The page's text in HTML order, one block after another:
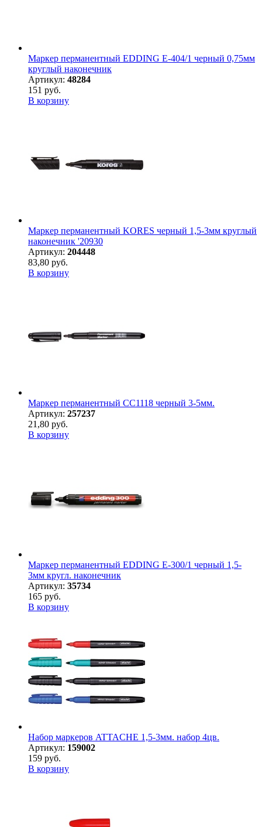
Маркер перманентный EDDING E-404/1 черный 0,75мм
круглый наконечник
Артикул: 48284
151 руб.
В корзину
Маркер перманентный KORES черный 1,5-3мм круглый
наконечник '20930
Артикул: 204448
83,80 руб.
В корзину
Маркер перманентный CC1118 черный 3-5мм.
Артикул: 257237
21,80 руб.
В корзину
Маркер перманентный EDDING E-300/1 черный 1,5-
3мм кругл. наконечник
Артикул: 35734
165 руб.
В корзину
Набор маркеров ATTACHE 1,5-3мм. набор 4цв.
Артикул: 159002
159 руб.
В корзину